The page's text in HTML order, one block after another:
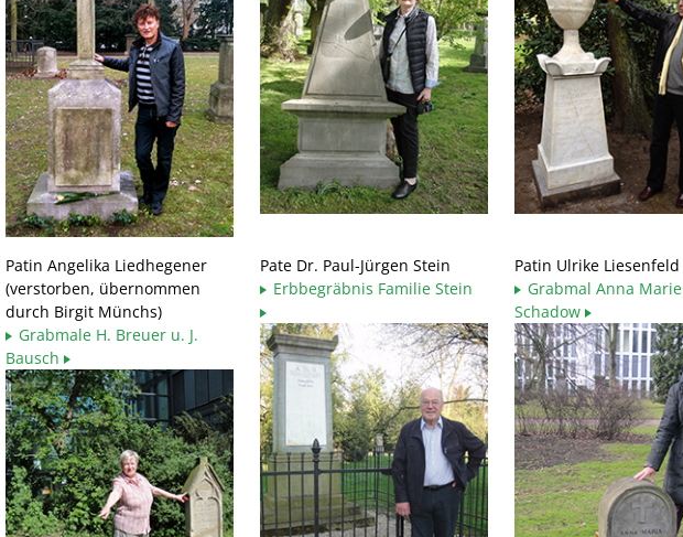
Patin Angelika Liedhegener
(verstorben, übernommen
durch Birgit Münchs)
Grabmale H. Breuer u. J.
Bausch
Pate Dr. Paul-Jürgen Stein
Erbbegräbnis Familie Stein
Patin Ulrike Liesenfeld
Grabmal Anna Marie
Schadow